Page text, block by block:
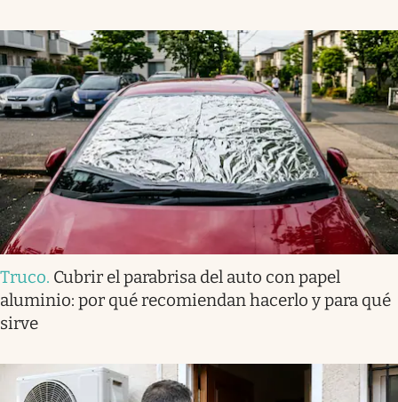
Truco. Cubrir el parabrisa del auto con papel
aluminio: por qué recomiendan hacerlo y para qué
sirve